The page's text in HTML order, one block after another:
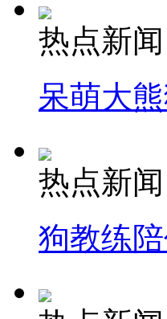
热点新闻
呆萌大
热点新闻
狗教练